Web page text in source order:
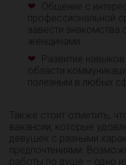
Общение с
профессиональной
завести
женщинами.
Развитие
области
полезным в любых
Также стоит отметить,
вакансии, которые
девушек с разными
предпочтениями.
работы по душе – одно